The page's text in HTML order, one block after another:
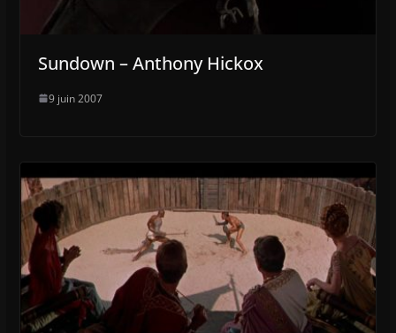
Sundown – Anthony Hickox
9 juin 2007